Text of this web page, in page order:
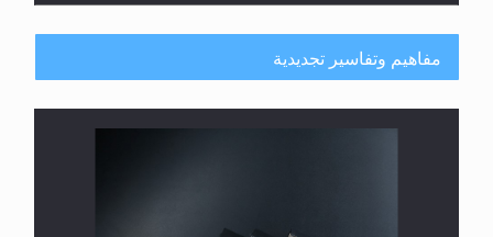
مفاهيم وتفاسير تجديدية